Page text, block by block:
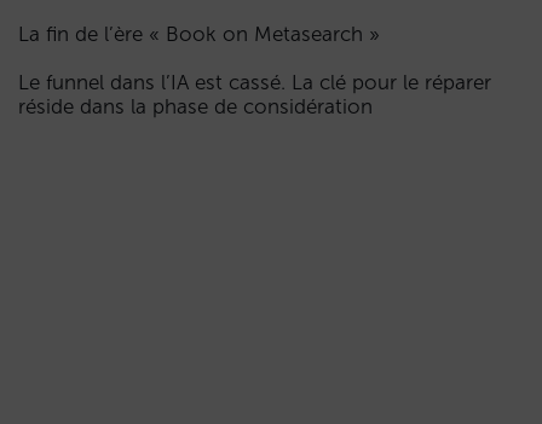
La fin de l’ère « Book on Metasearch »
Le funnel dans l’IA est cassé. La clé pour le réparer
réside dans la phase de considération